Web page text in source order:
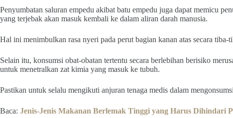
Penyumbatan saluran empedu akibat batu empedu juga dapat memicu
yang terjebak akan masuk kembali ke dalam aliran darah manusia.
Hal ini menimbulkan rasa nyeri pada perut bagian kanan atas secara tiba-
Selain itu, konsumsi obat-obatan tertentu secara berlebihan berisiko
untuk menetralkan zat kimia yang masuk ke tubuh.
Pastikan untuk selalu mengikuti anjuran tenaga medis dalam
Baca: Jenis-Jenis Makanan Berlemak Tinggi yang Harus Dihindari